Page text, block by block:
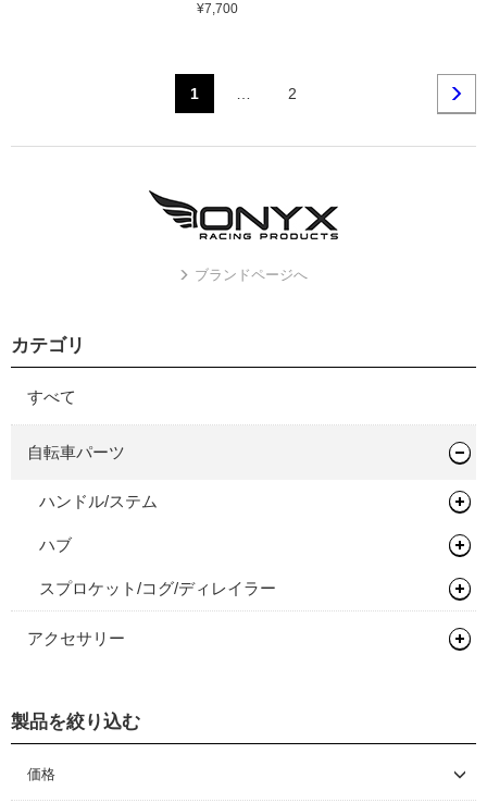
¥7,700
1 2
ブランドページへ
カテゴリ
すべて
自転車パーツ
ハンドル/ステム
ステム
ハブ
フロントハブ
リアハブ
スプロケット/コグ/ディレイラー
シングルコグ
アクセサリー
グリース/ルブ
製品を絞り込む
価格